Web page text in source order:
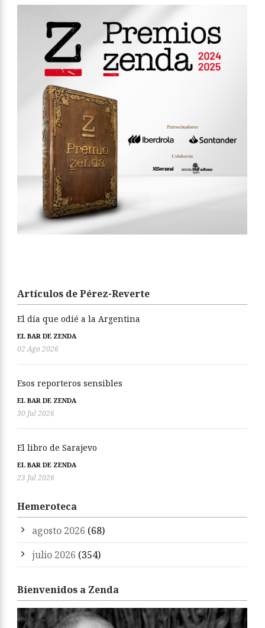
Artículos de Pérez-Reverte
El día que odié a la Argentina
EL BAR DE ZENDA
02 Ago 2026
Esos reporteros sensibles
EL BAR DE ZENDA
30 Jul 2026
El libro de Sarajevo
EL BAR DE ZENDA
23 Jul 2026
Hemeroteca
agosto 2026 (68)
julio 2026 (354)
Bienvenidos a Zenda